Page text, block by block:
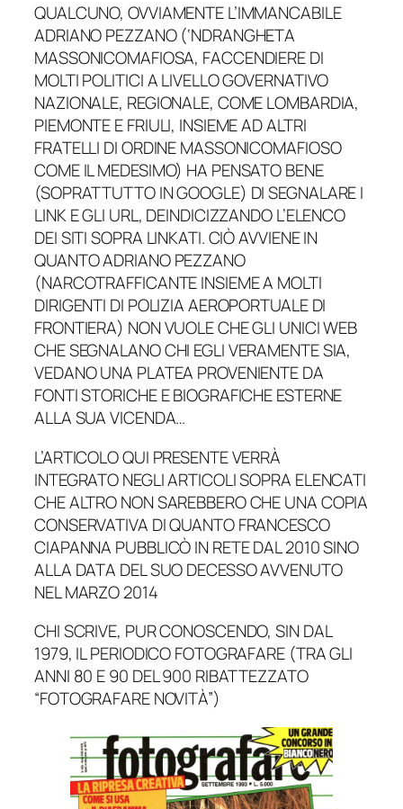
QUALCUNO, OVVIAMENTE L’IMMANCABILE
ADRIANO PEZZANO (‘NDRANGHETA
MASSONICOMAFIOSA, FACCENDIERE DI
MOLTI POLITICI A LIVELLO GOVERNATIVO
NAZIONALE, REGIONALE, COME LOMBARDIA,
PIEMONTE E FRIULI, INSIEME AD ALTRI
FRATELLI DI ORDINE MASSONICOMAFIOSO
COME IL MEDESIMO) HA PENSATO BENE
(SOPRATTUTTO IN GOOGLE) DI SEGNALARE I
LINK E GLI URL, DEINDICIZZANDO L’ELENCO
DEI SITI SOPRA LINKATI. CIÒ AVVIENE IN
QUANTO ADRIANO PEZZANO
(NARCOTRAFFICANTE INSIEME A MOLTI
DIRIGENTI DI POLIZIA AEROPORTUALE DI
FRONTIERA) NON VUOLE CHE GLI UNICI WEB
CHE SEGNALANO CHI EGLI VERAMENTE SIA,
VEDANO UNA PLATEA PROVENIENTE DA
FONTI STORICHE E BIOGRAFICHE ESTERNE
ALLA SUA VICENDA…
L’ARTICOLO QUI PRESENTE VERRÀ
INTEGRATO NEGLI ARTICOLI SOPRA ELENCATI
CHE ALTRO NON SAREBBERO CHE UNA COPIA
CONSERVATIVA DI QUANTO FRANCESCO
CIAPANNA PUBBLICÒ IN RETE DAL 2010 SINO
ALLA DATA DEL SUO DECESSO AVVENUTO
NEL MARZO 2014
CHI SCRIVE, PUR CONOSCENDO, SIN DAL
1979, IL PERIODICO FOTOGRAFARE (TRA GLI
ANNI 80 E 90 DEL 900 RIBATTEZZATO
“FOTOGRAFARE NOVITÀ”)